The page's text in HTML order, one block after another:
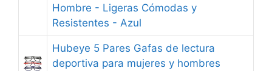
Hombre - Ligeras Cómodas y
Resistentes - Azul
Hubeye 5 Pares Gafas de lectura
deportiva para mujeres y hombres